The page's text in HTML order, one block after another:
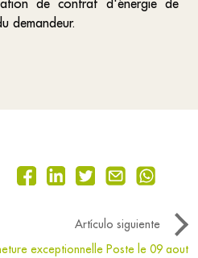
de contrat d'énergie de
demandeur.
Artículo siguiente
exceptionnelle Poste le 09 aout